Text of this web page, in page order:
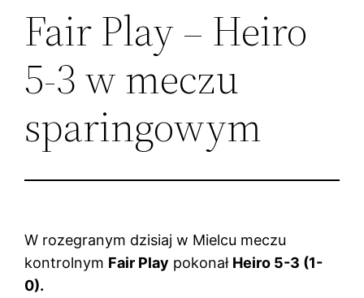
Fair Play – Heiro
5-3 w meczu
sparingowym
W rozegranym dzisiaj w Mielcu meczu
kontrolnym Fair Play pokonał Heiro 5-3 (1-
0).